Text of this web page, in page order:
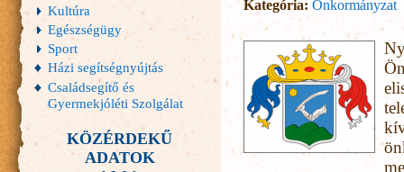
Kategória: Önkormányzat
Kultúra
Egészségügy
Sport
Házi segítségnyújtás
Családsegítő és
Gyermekjóléti Szolgálat
KÖZÉRDEKŰ
ADATOK